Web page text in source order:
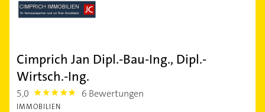
Cimprich Jan Dipl.-Bau-Ing., Dipl.-
Wirtsch.-Ing.
5,0 5.0 6 Bewertungen
IMMOBILIEN